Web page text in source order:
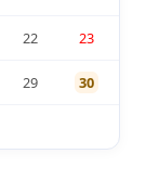
22 23
29 30